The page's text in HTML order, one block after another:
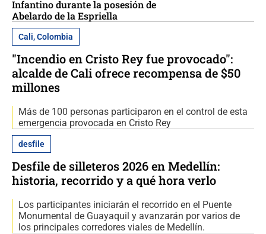
Infantino durante la posesión de
Abelardo de la Espriella
Cali, Colombia
"Incendio en Cristo Rey fue provocado":
alcalde de Cali ofrece recompensa de $50
millones
Más de 100 personas participaron en el control de esta
emergencia provocada en Cristo Rey
desfile
Desfile de silleteros 2026 en Medellín:
historia, recorrido y a qué hora verlo
Los participantes iniciarán el recorrido en el Puente
Monumental de Guayaquil y avanzarán por varios de
los principales corredores viales de Medellín.